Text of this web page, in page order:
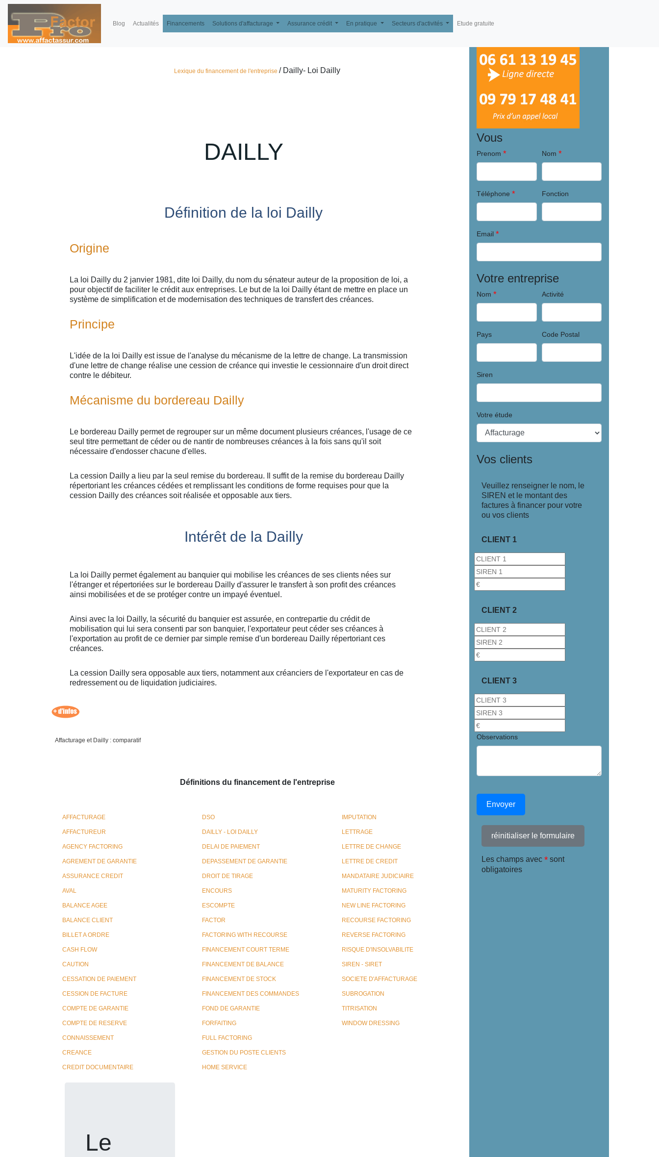
Blog Actualités Financements Solutions d'affacturage Assurance crédit En pratique Secteurs d'activités Etude gratuite
Lexique du financement de l'entreprise / Dailly- Loi Dailly
DAILLY
Définition de la loi Dailly
Origine
La loi Dailly du 2 janvier 1981, dite loi Dailly, du nom du sénateur auteur de la proposition de loi, a
pour objectif de faciliter le crédit aux entreprises. Le but de la loi Dailly étant de mettre en place un
système de simplification et de modernisation des techniques de transfert des créances.
Principe
L'idée de la loi Dailly est issue de l'analyse du mécanisme de la lettre de change. La transmission
d'une lettre de change réalise une cession de créance qui investie le cessionnaire d'un droit direct
contre le débiteur.
Mécanisme du bordereau Dailly
Le bordereau Dailly permet de regrouper sur un même document plusieurs créances, l'usage de ce
seul titre permettant de céder ou de nantir de nombreuses créances à la fois sans qu'il soit
nécessaire d'endosser chacune d'elles.
La cession Dailly a lieu par la seul remise du bordereau. Il suffit de la remise du bordereau Dailly
répertoriant les créances cédées et remplissant les conditions de forme requises pour que la
cession Dailly des créances soit réalisée et opposable aux tiers.
Intérêt de la Dailly
La loi Dailly permet également au banquier qui mobilise les créances de ses clients nées sur
l'étranger et répertoriées sur le bordereau Dailly d'assurer le transfert à son profit des créances
ainsi mobilisées et de se protéger contre un impayé éventuel.
Ainsi avec la loi Dailly, la sécurité du banquier est assurée, en contrepartie du crédit de
mobilisation qui lui sera consenti par son banquier, l'exportateur peut céder ses créances à
l'exportation au profit de ce dernier par simple remise d'un bordereau Dailly répertoriant ces
créances.
La cession Dailly sera opposable aux tiers, notamment aux créanciers de l'exportateur en cas de
redressement ou de liquidation judiciaires.
Affacturage et Dailly : comparatif
Définitions du financement de l'entreprise
AFFACTURAGE
AFFACTUREUR
AGENCY FACTORING
AGREMENT DE GARANTIE
ASSURANCE CREDIT
AVAL
BALANCE AGEE
BALANCE CLIENT
BILLET A ORDRE
CASH FLOW
CAUTION
CESSATION DE PAIEMENT
CESSION DE FACTURE
COMPTE DE GARANTIE
COMPTE DE RESERVE
CONNAISSEMENT
CREANCE
CREDIT DOCUMENTAIRE
DSO
DAILLY - LOI DAILLY
DELAI DE PAIEMENT
DEPASSEMENT DE GARANTIE
DROIT DE TIRAGE
ENCOURS
ESCOMPTE
FACTOR
FACTORING WITH RECOURSE
FINANCEMENT COURT TERME
FINANCEMENT DE BALANCE
FINANCEMENT DE STOCK
FINANCEMENT DES COMMANDES
FOND DE GARANTIE
FORFAITING
FULL FACTORING
GESTION DU POSTE CLIENTS
HOME SERVICE
IMPUTATION
LETTRAGE
LETTRE DE CHANGE
LETTRE DE CREDIT
MANDATAIRE JUDICIAIRE
MATURITY FACTORING
NEW LINE FACTORING
RECOURSE FACTORING
REVERSE FACTORING
RISQUE D'INSOLVABILITE
SIREN - SIRET
SOCIETE D'AFFACTURAGE
SUBROGATION
TITRISATION
WINDOW DRESSING
Le
Vous
Prenom * Nom *
Téléphone * Fonction
Email *
Votre entreprise
Nom * Activité
Pays Code Postal
Siren
Votre étude
Vos clients
Veuillez renseigner le nom, le
SIREN et le montant des
factures à financer pour votre
ou vos clients
CLIENT 1
CLIENT 2
CLIENT 3
Observations
Envoyer
réinitialiser le formulaire
Les champs avec * sont
obligatoires